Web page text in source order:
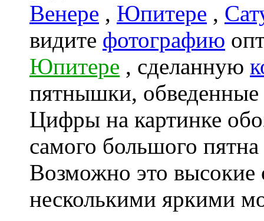
Венере , Юпитере ,
видите фотографию
Юпитере , сделанную
пятнышки,
Цифры на картинке
самого большого
Возможно это высокие
несколькими яркими